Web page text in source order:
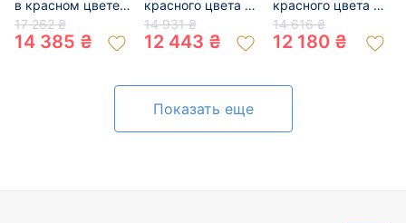
в красном цвете с
цирконом 01-
200485151
17 262 ₴
14 385 ₴
красного цвета с
цирконом 01-
200337179
14 931 ₴
12 443 ₴
красного цвета с
цирконом 01-
200490125
14 616 ₴
12 180 ₴
Показать еще